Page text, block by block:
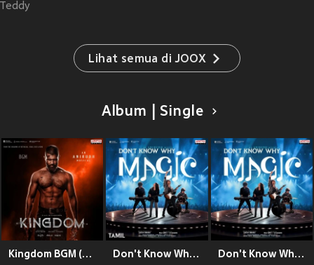
Teddy
Lihat semua di JOOX
Album | Single
Kingdom BGM (From "Kingdom") Don't Know Why - Tamil (From "Magic - Tamil") Don't Know Why (From "Magic")